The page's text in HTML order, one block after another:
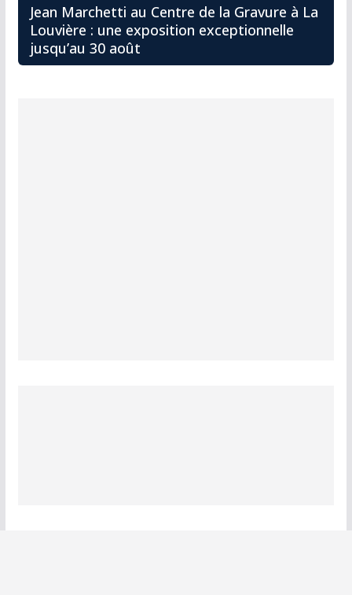
Jean Marchetti au Centre de la Gravure à La
Louvière : une exposition exceptionnelle
jusqu’au 30 août